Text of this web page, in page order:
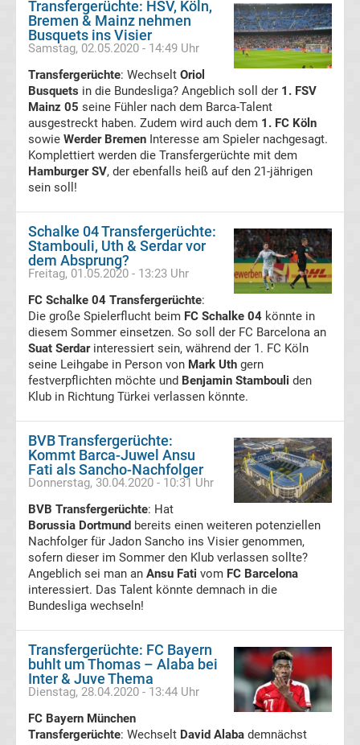
Ergebnisse
3.
Liga
Ergebnisse
3.
Tabelle
Pokal
Ergebnisse
League
Tabelle
Champions
League
Ergebnisse
Europa
League
Tabelle
Transfergerüchte: HSV, Köln,
Bremen & Mainz nehmen
Busquets ins Visier
Samstag, 02.05.2020 - 14:49 Uhr
Transfergerüchte: Wechselt Oriol
Busquets in die Bundesliga? Angeblich soll der 1. FSV
Mainz 05 seine Fühler nach dem Barca-Talent
ausgestreckt haben. Zudem wird auch dem 1. FC Köln
sowie Werder Bremen Interesse am Spieler nachgesagt.
Komplettiert werden die Transfergerüchte mit dem
Hamburger SV, der ebenfalls heiß auf den 21-jährigen
sein soll!
Schalke 04 Transfergerüchte:
Stambouli, Uth & Serdar vor
dem Absprung?
Freitag, 01.05.2020 - 13:23 Uhr
FC Schalke 04 Transfergerüchte:
Die große Spielerflucht beim FC Schalke 04 könnte in
diesem Sommer einsetzen. So soll der FC Barcelona an
Suat Serdarinteressiert sein, während der 1. FC Köln
seine Leihgabe in Person von Mark Uth gern
festverpflichten möchte und Benjamin Stambouli den
Klub in Richtung Türkei verlassen könnte.
BVB Transfergerüchte:
Kommt Barca-Juwel Ansu
Fati als Sancho-Nachfolger
Donnerstag, 30.04.2020 - 10:31 Uhr
BVB Transfergerüchte: Hat
Borussia Dortmund bereits einen weiteren potenziellen
Nachfolger für Jadon Sancho ins Visier genommen,
sofern dieser im Sommer den Klub verlassen sollte?
Angeblich sei man an Ansu Fati vom FC Barcelona
interessiert. Das Talent könnte demnach in die
Bundesliga wechseln!
Transfergerüchte: FC Bayern
buhlt um Thomas – Alaba bei
Inter & Juve Thema
Dienstag, 28.04.2020 - 13:44 Uhr
FC Bayern München
Transfergerüchte: Wechselt David Alaba demnächst